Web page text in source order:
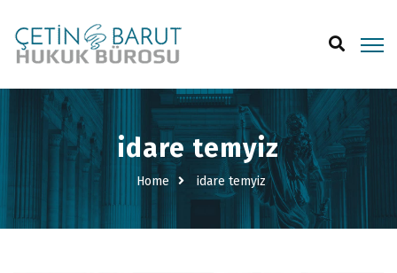
idare temyiz
Home idare temyiz